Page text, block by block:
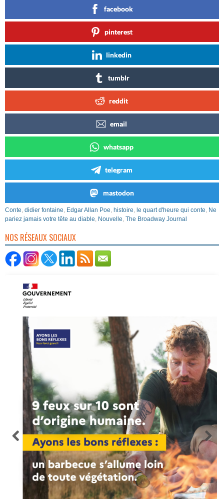
facebook
pinterest
linkedin
tumblr
reddit
email
whatsapp
telegram
mastodon
Conte didier fontaine Edgar Allan Poe histoire le quart d'heure qui conte Ne
pariez jamais votre tête au diable Nouvelle The Broadway Journal
NOS RÉSEAUX SOCIAUX